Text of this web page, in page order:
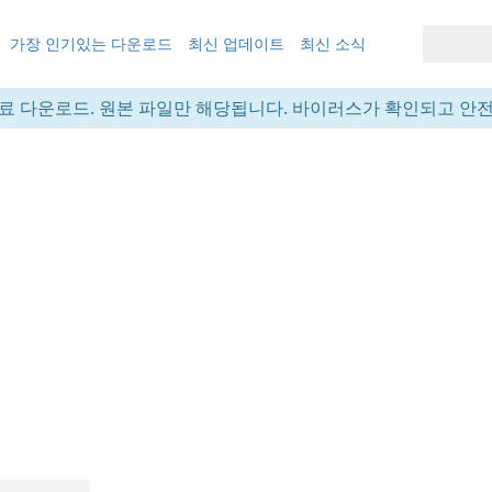
가장 인기있는 다운로드 최신 업데이트 최신 소식
다운로드. 원본 파일만 해당됩니다. 바이러스가 확인되고 안